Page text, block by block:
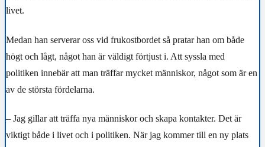
livet.
Medan han serverar oss vid frukostbordet så pratar han om både
högt och lågt, något han är väldigt förtjust i. Att syssla med
politiken innebär att man träffar mycket människor, något som är en
av de största fördelarna.
– Jag gillar att träffa nya människor och skapa kontakter. Det är
viktigt både i livet och i politiken. När jag kommer till en ny plats